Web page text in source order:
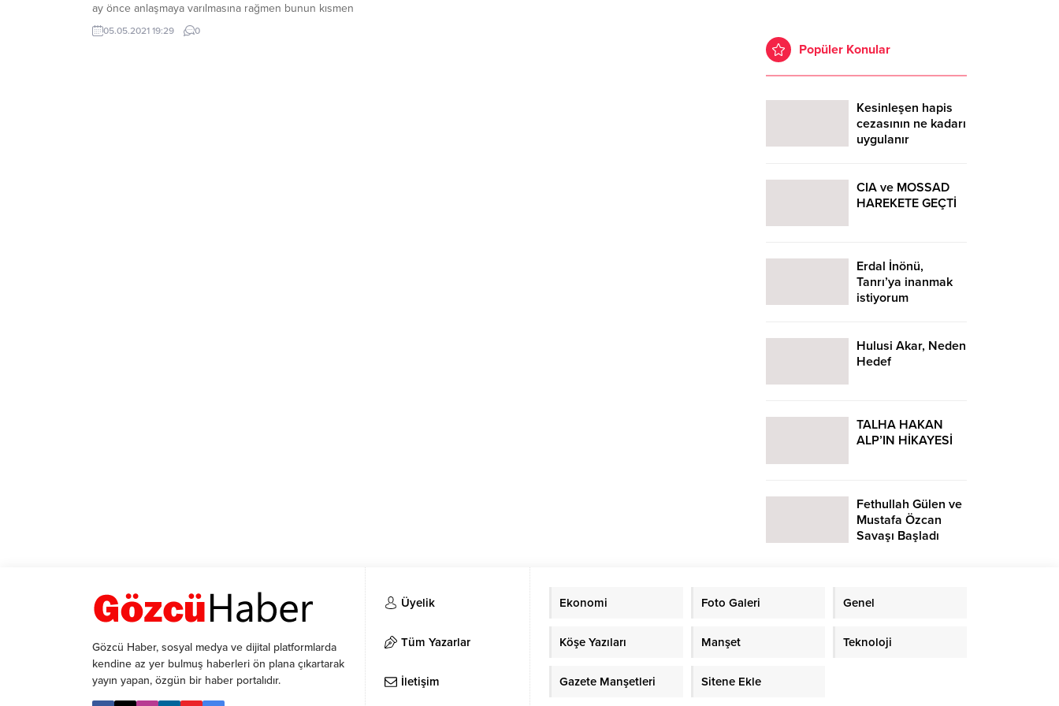
ay önce anlaşmaya varılmasına rağmen bunun kısmen
uygulandığını söyledi. Anlaşmanın tamamen
uygulanmasını beklediklerini vurgulayan Beaune,
05.05.2021 19:29 0
Popüler Konular
Kesinleşen hapis
cezasının ne kadarı
uygulanır
CIA ve MOSSAD
HAREKETE GEÇTİ
Erdal İnönü,
Tanrı’ya inanmak
istiyorum
Hulusi Akar, Neden
Hedef
TALHA HAKAN
ALP’IN HİKAYESİ
Fethullah Gülen ve
Mustafa Özcan
Savaşı Başladı
Gözcü Haber, sosyal medya ve dijital platformlarda
kendine az yer bulmuş haberleri ön plana çıkartarak
yayın yapan, özgün bir haber portalıdır.
Üyelik
Tüm Yazarlar
İletişim
Ekonomi Foto Galeri Genel
Köşe Yazıları Manşet Teknoloji
Gazete Manşetleri Sitene Ekle